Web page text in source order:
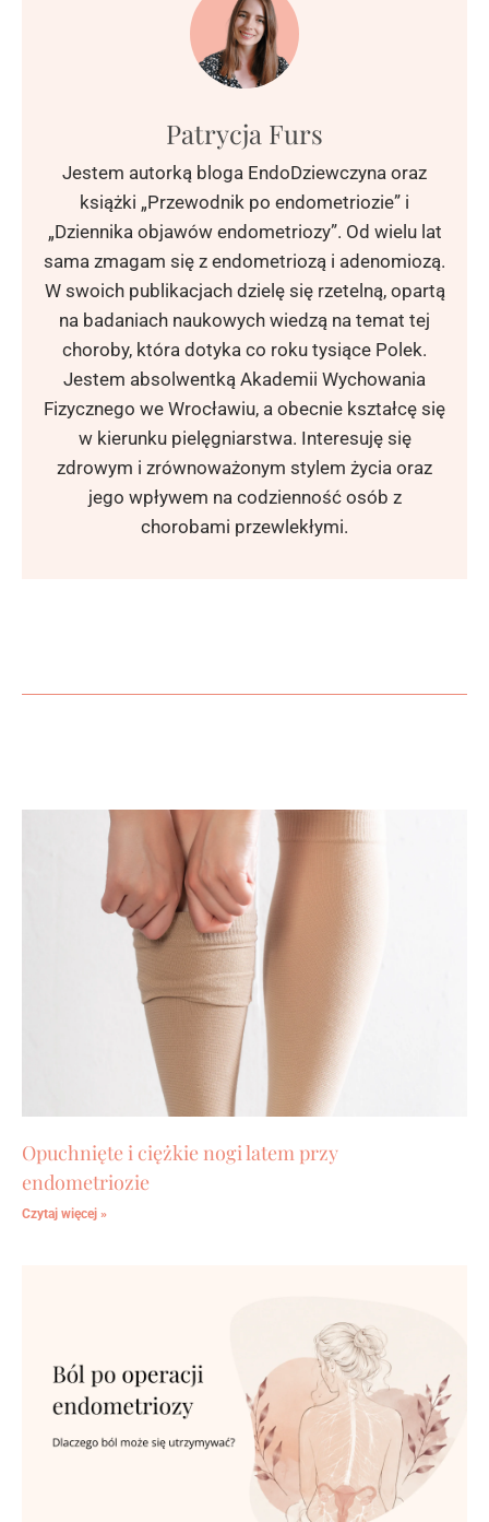
Patrycja Furs
Jestem autorką bloga EndoDziewczyna oraz
książki „Przewodnik po endometriozie” i
„Dziennika objawów endometriozy”. Od wielu lat
sama zmagam się z endometriozą i adenomiozą.
W swoich publikacjach dzielę się rzetelną, opartą
na badaniach naukowych wiedzą na temat tej
choroby, która dotyka co roku tysiące Polek.
Jestem absolwentką Akademii Wychowania
Fizycznego we Wrocławiu, a obecnie kształcę się
w kierunku pielęgniarstwa. Interesuję się
zdrowym i zrównoważonym stylem życia oraz
jego wpływem na codzienność osób z
chorobami przewlekłymi.
Opuchnięte i ciężkie nogi latem przy
endometriozie
Czytaj więcej »